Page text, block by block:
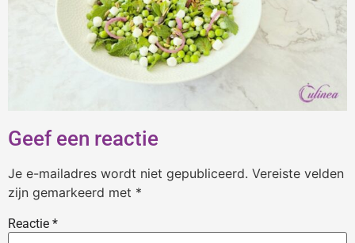
Geef een reactie
Je e-mailadres wordt niet gepubliceerd. Vereiste velden
zijn gemarkeerd met *
Reactie *